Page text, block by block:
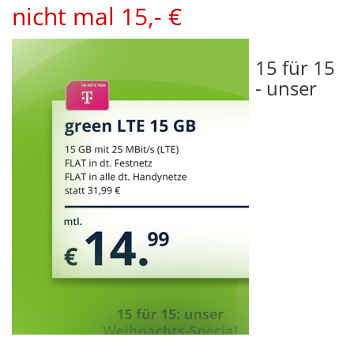
nicht mal 15,- €
15 für 15
- unser